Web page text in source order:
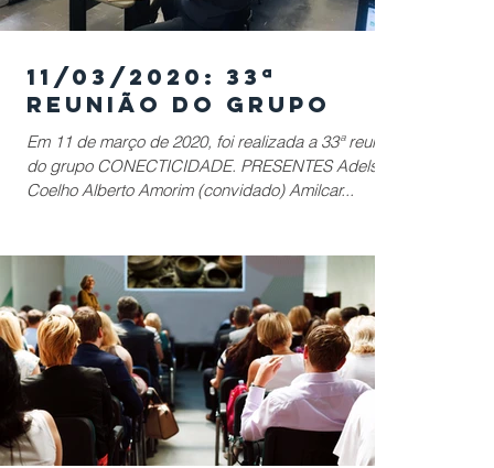
11/03/2020: 33ª
Reunião do Grupo
Em 11 de março de 2020, foi realizada a 33ª reunião
do grupo CONECTICIDADE. PRESENTES Adelson
Coelho Alberto Amorim (convidado) Amilcar...